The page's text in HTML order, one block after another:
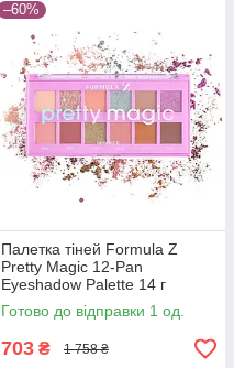
–60%
Палетка тіней Formula Z
Pretty Magic 12-Pan
Eyeshadow Palette 14 г
Готово до відправки 1 од.
703 ₴ 1 758 ₴